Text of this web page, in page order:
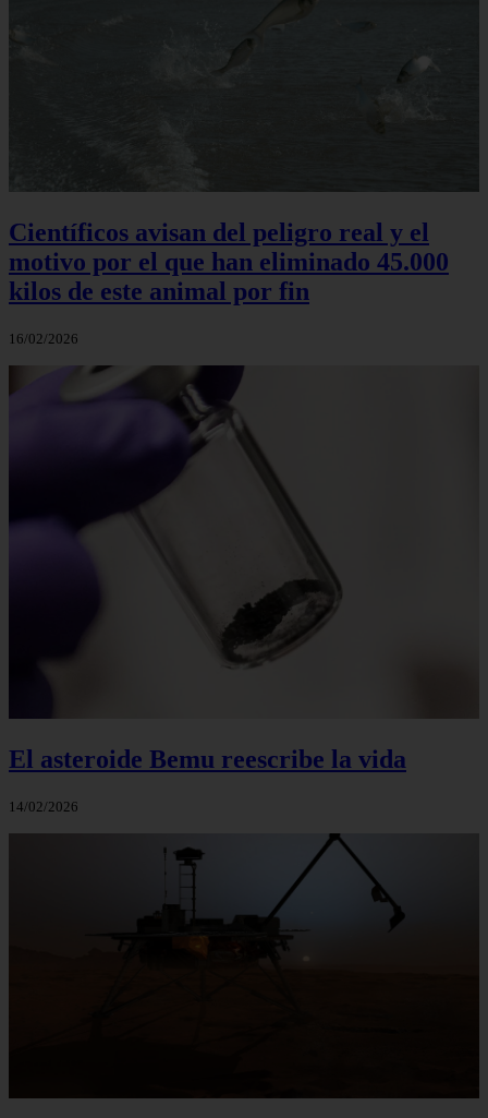
Científicos avisan del peligro real y el
motivo por el que han eliminado 45.000
kilos de este animal por fin
16/02/2026
El asteroide Bemu reescribe la vida
14/02/2026